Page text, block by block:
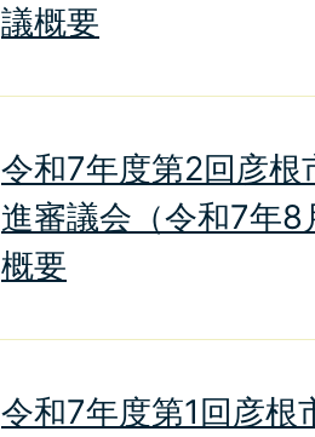
議概要
令和7年度第2回彦根
進審議会（令和7年
概要
令和7年度第1回彦根